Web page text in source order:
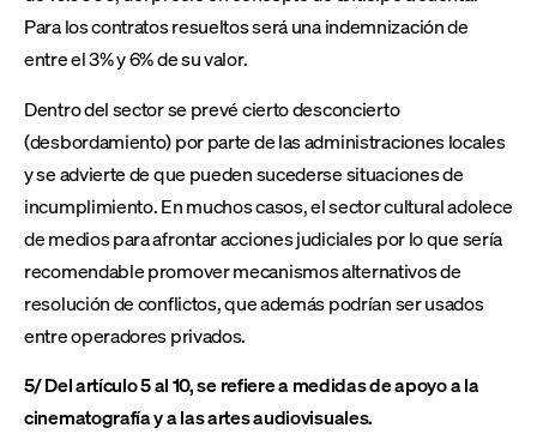
Para los contratos resueltos será una indemnización de
entre el 3% y 6% de su valor.
Dentro del sector se prevé cierto desconcierto
(desbordamiento) por parte de las administraciones locales
y se advierte de que pueden sucederse situaciones de
incumplimiento. En muchos casos, el sector cultural adolece
de medios para afrontar acciones judiciales por lo que sería
recomendable promover mecanismos alternativos de
resolución de conflictos, que además podrían ser usados
entre operadores privados.
5/ Del artículo 5 al 10, se refiere a medidas de apoyo a la
cinematografía y a las artes audiovisuales.